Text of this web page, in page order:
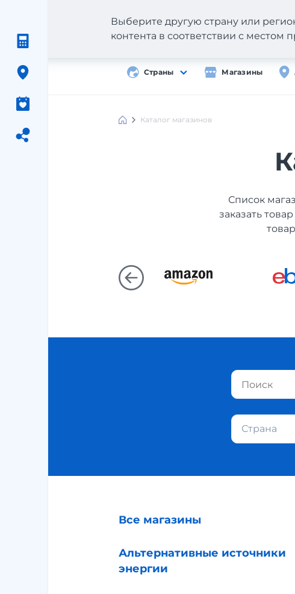
Страны Магазины
Выберите другую страну или
контента в соответствии с местом
Каталог магазинов
Список
заказать
Страна
Все магазины
Альтернативные источники
энергии